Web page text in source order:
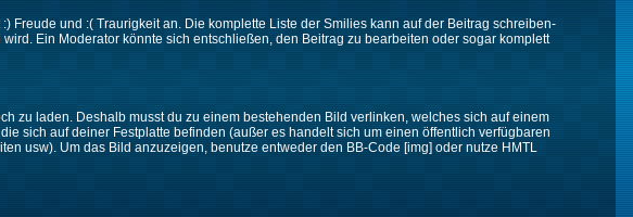
und :( Traurigkeit an. Die komplette Liste der Smilies kann auf der Beitrag schreiben-
Ein Moderator könnte sich entschließen, den Beitrag zu bearbeiten oder sogar komplett
zu laden. Deshalb musst du zu einem bestehenden Bild verlinken, welches sich auf einem
sich auf deiner Festplatte befinden (außer es handelt sich um einen öffentlich verfügbaren
usw). Um das Bild anzuzeigen, benutze entweder den BB-Code [img] oder nutze HMTL